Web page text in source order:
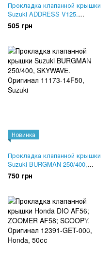
Прокладка клапанной крышки
Suzuki ADDRESS V125.
Оригинал 11173-33G50
505 грн
Новинка
Прокладка клапанной крышки
Suzuki BURGMAN 250/400,
SKYWAVE. Оригинал 11173-
14F50
750 грн